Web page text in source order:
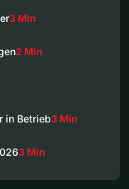
3 Min
2 Min
in Betrieb3 Min
3 Min